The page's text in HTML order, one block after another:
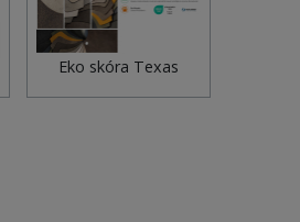
Eko skóra Texas